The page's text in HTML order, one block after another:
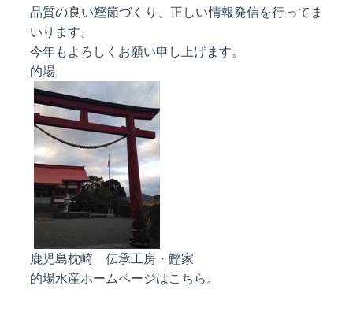
品質の良い鰹節づくり、正しい情報発信を行ってま
いります。
今年もよろしくお願い申し上げます。
的場
鹿児島枕崎 伝承工房・鰹家
的場水産ホームページはこちら。